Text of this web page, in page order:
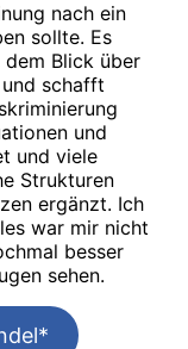
nach ein
sollte. Es
Blick über
schafft
und
und viele
Strukturen
ergänzt. Ich
war mir nicht
besser
sehen.